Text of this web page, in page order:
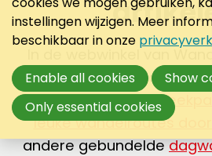
In de webwinkel van
mooiste wandelgidsen
Wandelpadenen
leuke wandelroutes door
andere gebundelde
instellingen wijzigen. Meer
beschikbaar in onze
Enable all cookies
Show
Only essential cookies